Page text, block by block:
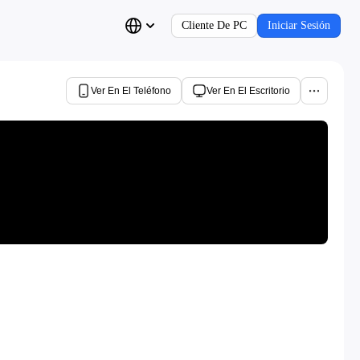
Cliente De PC Iniciar Sesión
Ver En El Teléfono Ver En El Escritorio